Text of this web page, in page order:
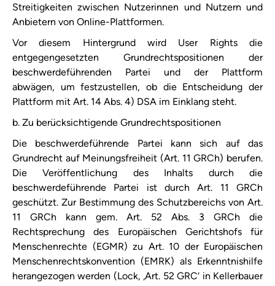
Streitigkeiten zwischen Nutzerinnen und Nutzern und
Anbietern von Online-Plattformen.
Vor diesem Hintergrund wird User Rights die
entgegengesetzten Grundrechtspositionen der
beschwerdeführenden Partei und der Plattform
abwägen, um festzustellen, ob die Entscheidung der
Plattform mit Art. 14 Abs. 4) DSA im Einklang steht.
b. Zu berücksichtigende Grundrechtspositionen
Die beschwerdeführende Partei kann sich auf das
Grundrecht auf Meinungsfreiheit (Art. 11 GRCh) berufen.
Die Veröffentlichung des Inhalts durch die
beschwerdeführende Partei ist durch Art. 11 GRCh
geschützt. Zur Bestimmung des Schutzbereichs von Art.
11 GRCh kann gem. Art. 52 Abs. 3 GRCh die
Rechtsprechung des Europäischen Gerichtshofs für
Menschenrechte (EGMR) zu Art. 10 der Europäischen
Menschenrechtskonvention (EMRK) als Erkenntnishilfe
herangezogen werden (Lock, ‚Art. 52 GRC‘ in Kellerbauer